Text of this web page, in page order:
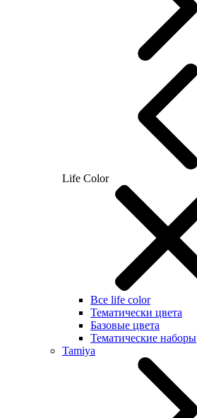
Life Color
Все life color
Тематически цвета
Базовые цвета
Тематические наборы
Tamiya